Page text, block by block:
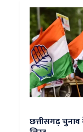
छत्तीसगढ़